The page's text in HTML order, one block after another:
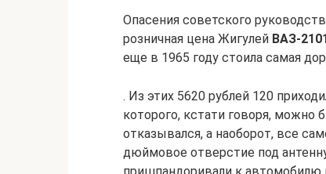
Опасения советского
розничная цена Жигулей ВАЗ-
еще в 1965 году стоила самая
. Из этих 5620 рублей 120
которого, кстати говоря, можно
отказывался, а наоборот, все
дюймовое отверстие под